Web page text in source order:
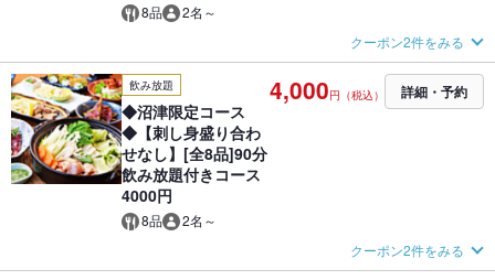
8品 2名～
クーポン2件をみる
飲み放題
◆沼津限定コース
◆【刺し身盛り合わ
せなし】[全8品]90分
飲み放題付きコース
4000円
8品 2名～
4,000円（税込） 詳細・予約
クーポン2件をみる